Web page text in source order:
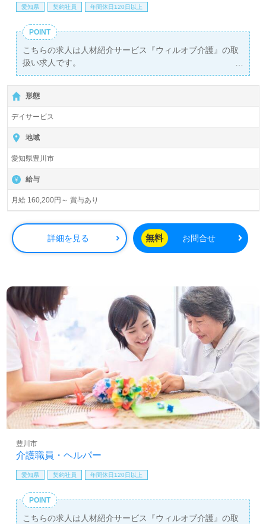
愛知県 契約社員 年間休日120日以上
POINT
こちらの求人は人材紹介サービス『ウィルオブ介護』の取
扱い求人です。
詳細に関してお気軽にご相談ください♪
【無料】で皆さんの転職活動をサポートいたします。
形態
デイサービス
地域
愛知県豊川市
給与
月給 160,200円～ 賞与あり
詳細を見る 無料 お問合せ
介護職員・ヘルパー
豊川市
愛知県 契約社員 年間休日120日以上
POINT
こちらの求人は人材紹介サービス『ウィルオブ介護』の取